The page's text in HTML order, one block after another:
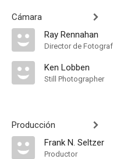
Cámara
Ray Rennahan
Director de
Ken Lobben
Still Photographer
Producción
Frank N. Seltzer
Productor